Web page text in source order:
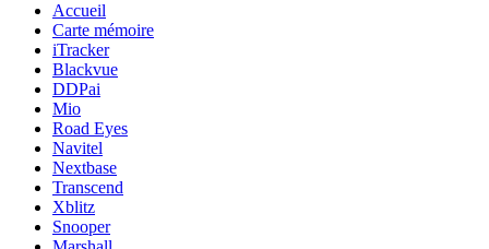
Accueil
Carte mémoire
iTracker
Blackvue
DDPai
Mio
Road Eyes
Navitel
Nextbase
Transcend
Xblitz
Snooper